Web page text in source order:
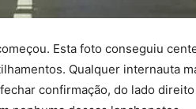
Esta foto conseguiu
Qualquer internauta
confirmação, do lado